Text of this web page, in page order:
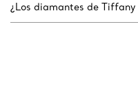
¿Los diamantes de